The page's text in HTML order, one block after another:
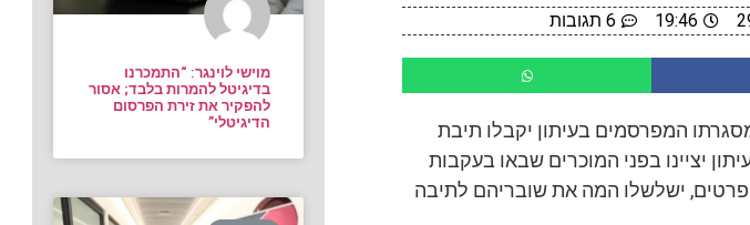
19:46 6 תגובות
המפרסמים בעיתון יקבלו תיבת
יציינו בפני המוכרים שבאו בעקבות
ישלשלו המה את שובריהם לתיבה
מוישי לוינגר: “התמכרנו
בדיגיטל להמרות בלבד; אסור
להפקיר את זירת הפרסום
הדיגיטלי”